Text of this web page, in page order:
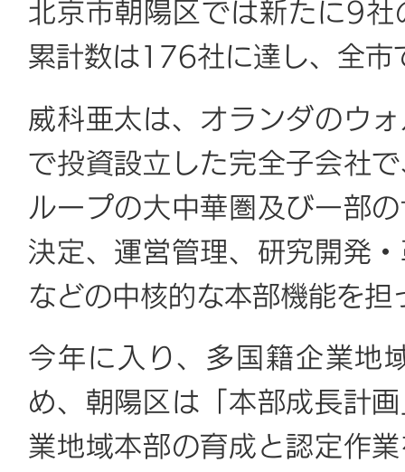
北京市朝陽区では新たに9
累計数は176社に達し、全市
威科亜太は、オランダのウ
で投資設立した完全子会社
ループの大中華圏及び一部
決定、運営管理、研究開発
などの中核的な本部機能を担
今年に入り、多国籍企業地
め、朝陽区は「本部成長計
業地域本部の育成と認定作